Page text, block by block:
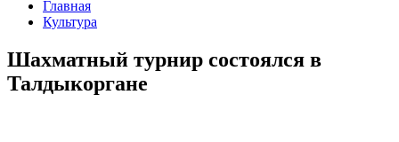
Главная
Культура
Шахматный турнир состоялся в
Талдыкоргане